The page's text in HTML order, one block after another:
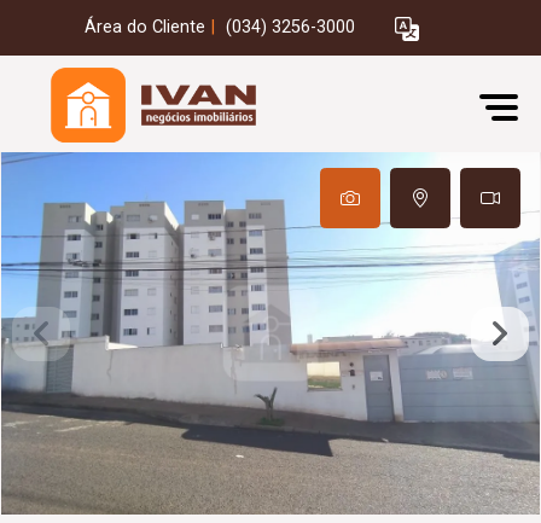
Área do Cliente (034) 3256-3000